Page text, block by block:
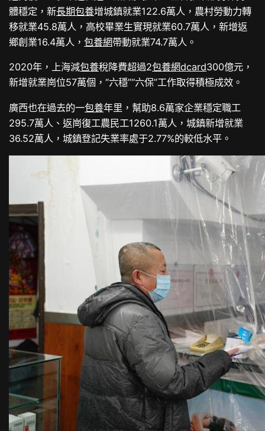
體穩定，新長期包養增城鎮就業122.6萬人，農村勞動力轉
移就業45.8萬人，高校畢業生實現就業60.7萬人，新增返
鄉創業16.4萬人，包養網帶動就業74.7萬人。
2020年，上海減包養稅降費超過2包養網dcard300億元，
新增就業崗位57萬個，“六穩”“六保”工作取得積極成效。
廣西也在過去的一包養年里，幫助8.6萬家企業穩定職工
295.7萬人、返崗復工農民工1260.1萬人，城鎮新增就業
36.52萬人，城鎮登記失業率處于2.77%的較低水平。